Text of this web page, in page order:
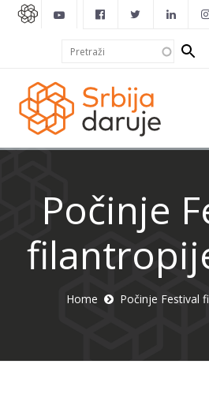
Search
form
Počinje
Home Počinje Festival